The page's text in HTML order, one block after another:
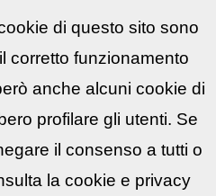
di questo sito sono
corretto funzionamento
anche alcuni cookie di
profilare gli utenti. Se
il consenso a tutti o
la cookie e privacy